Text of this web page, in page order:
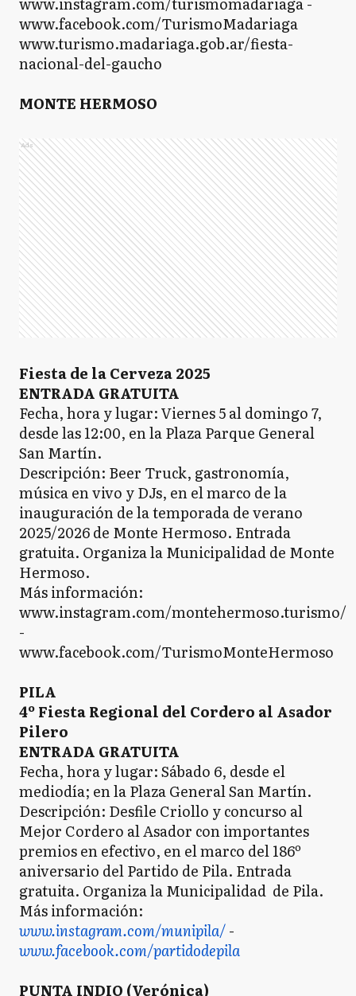
www.facebook.com/TurismoMadariaga
www.turismo.madariaga.gob.ar/fiesta-
nacional-del-gaucho
MONTE HERMOSO
Ads
Fiesta de la Cerveza 2025
ENTRADA GRATUITA
Fecha, hora y lugar: Viernes 5 al domingo 7,
desde las 12:00, en la Plaza Parque General
San Martín.
Descripción: Beer Truck, gastronomía,
música en vivo y DJs, en el marco de la
inauguración de la temporada de verano
2025/2026 de Monte Hermoso. Entrada
gratuita. Organiza la Municipalidad de Monte
Hermoso.
Más información:
www.instagram.com/montehermoso.turismo/
-
www.facebook.com/TurismoMonteHermoso
PILA
4º Fiesta Regional del Cordero al Asador
Pilero
ENTRADA GRATUITA
Fecha, hora y lugar: Sábado 6, desde el
mediodía; en la Plaza General San Martín.
Descripción: Desfile Criollo y concurso al
Mejor Cordero al Asador con importantes
premios en efectivo, en el marco del 186º
aniversario del Partido de Pila. Entrada
gratuita. Organiza la Municipalidad de Pila.
Más información:
www.instagram.com/munipila/-
www.facebook.com/partidodepila
PUNTA INDIO (Verónica)